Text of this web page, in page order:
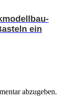
ein
abzugeben.